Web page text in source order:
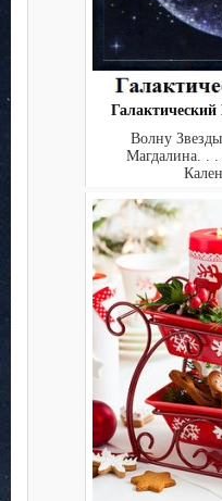
Галактический
Волну
Магдалина. . .